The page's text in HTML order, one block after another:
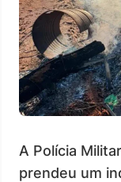
A Polícia
prendeu um